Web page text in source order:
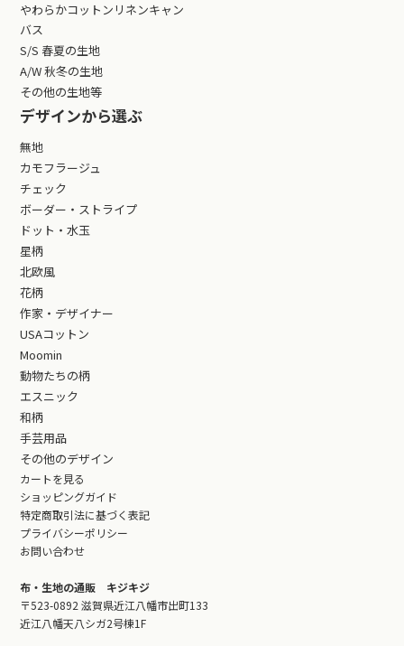
やわらかコットンリネンキャン
バス
S/S 春夏の生地
A/W 秋冬の生地
その他の生地等
デザインから選ぶ
無地
カモフラージュ
チェック
ボーダー・ストライプ
ドット・水玉
星柄
北欧風
花柄
作家・デザイナー
USAコットン
Moomin
動物たちの柄
エスニック
和柄
手芸用品
その他のデザイン
カートを見る
ショッピングガイド
特定商取引法に基づく表記
プライバシーポリシー
お問い合わせ
布・生地の通販 キジキジ
〒523-0892 滋賀県近江八幡市出町133
近江八幡天八シガ2号棟1F